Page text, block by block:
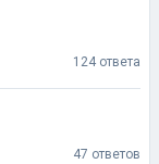
124 ответа
47 ответов